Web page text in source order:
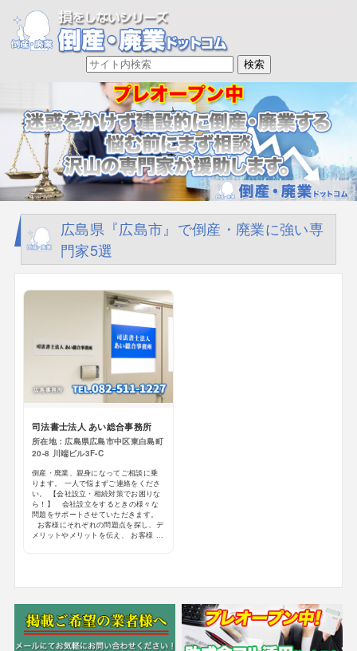
広島県『広島市』で倒産・廃業に強い専
門家5選
司法書士法人 あい総合事務所
所在地：広島県広島市中区東白島町
20-8 川端ビル3F-C
倒産・廃業、親身になってご相談に乗
ります。 一人で悩まずご連絡をくださ
い。 【会社設立・相続対策でお困りな
ら！】 会社設立をするときの様々な
問題をサポートさせていただきます。
お客様にそれぞれの問題点を探し、デ
メリットやメリットを伝え、 お客様 ...